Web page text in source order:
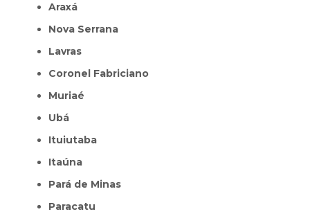
Araxá
Nova Serrana
Lavras
Coronel Fabriciano
Muriaé
Ubá
Ituiutaba
Itaúna
Pará de Minas
Paracatu